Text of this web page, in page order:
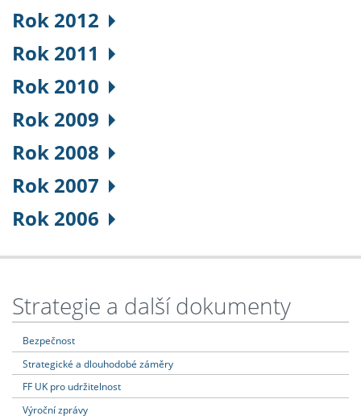
Rok 2012
Rok 2011
Rok 2010
Rok 2009
Rok 2008
Rok 2007
Rok 2006
Strategie a další dokumenty
Bezpečnost
Strategické a dlouhodobé záměry
FF UK pro udržitelnost
Výroční zprávy